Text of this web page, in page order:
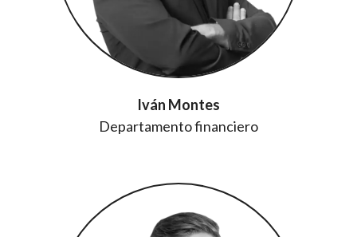
Iván Montes
Departamento financiero